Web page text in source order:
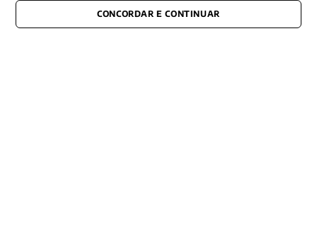
CONCORDAR E CONTINUAR